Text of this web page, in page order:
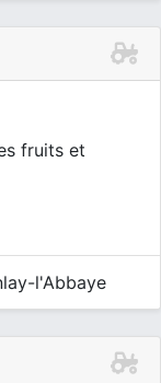
fruits et
l'Abbaye